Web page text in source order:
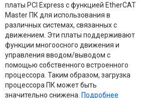
платы PCI Express с функцией EtherCAT
Master ПК для использования в
различных системах, связанных с
движением. Эти платы поддерживают
функции многоосного движения и
управления вводом/выводом с
помощью собственного встроенного
процессора. Таким образом, загрузка
процессора ПК может быть
значительно снижена. Подробнее